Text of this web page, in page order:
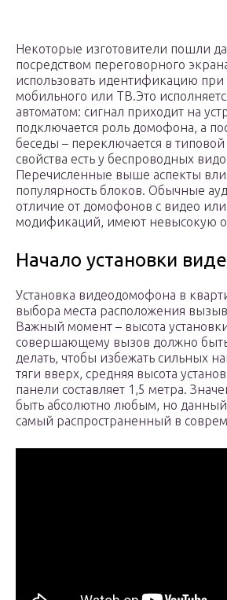
Некоторые изготовители пошли
посредством переговорного
использовать идентификацию
мобильного или ТВ.Это
автоматом: сигнал приходит на
подключается роль домофона, а
беседы – переключается в
свойства есть у беспроводных
Перечисленные выше аспекты
популярность блоков. Обычные
отличие от домофонов с видео
модификаций, имеют невысокую
Начало установки
Установка видеодомофона в
выбора места расположения
Важный момент – высота
совершающему вызов должно
делать, чтобы избежать сильных
тяги вверх, средняя высота
панели составляет 1,5 метра.
быть абсолютно любым, но данный
самый распространенный в